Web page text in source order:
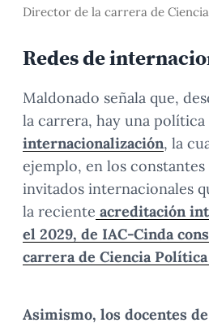
Director de la carrera de
Redes de
Maldonado señala que,
la carrera, hay una política
internacionalización, la
ejemplo, en los
invitados internacionales
la reciente acreditación
el 2029, de IAC-Cinda
carrera de Ciencia
Asimismo, los docentes